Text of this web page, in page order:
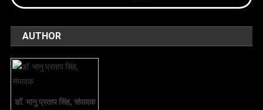
AUTHOR
डॉ. भानु प्रताप सिंह, संपादक